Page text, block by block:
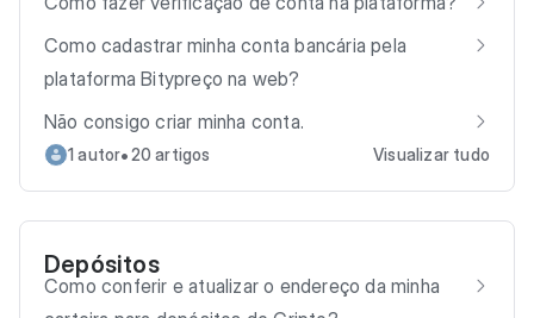
Como cadastrar minha conta bancária pela
plataforma Bitypreço na web?
Não consigo criar minha conta.
1 autor•20 artigos Visualizar tudo
Depósitos
Como conferir e atualizar o endereço da minha